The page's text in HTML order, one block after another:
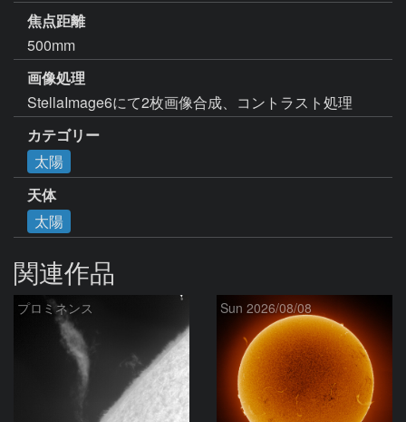
焦点距離
500mm
画像処理
StellaImage6にて2枚画像合成、コントラスト処理
カテゴリー
太陽
天体
太陽
関連作品
プロミネンス Sun 2026/08/08